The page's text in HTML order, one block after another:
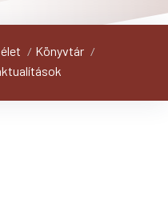
/ Könyvtár /